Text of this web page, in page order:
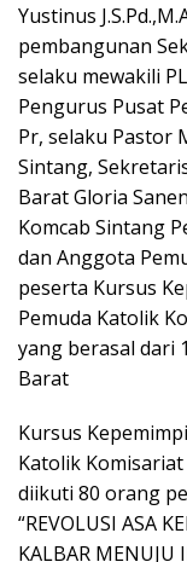
Yustinus
pembangunan
selaku mewakili
Pengurus Pusat
Pr, selaku Pastor
Sintang,
Barat Gloria
Komcab Sintang
dan Anggota
peserta Kursus
Pemuda Katolik
yang berasal dari
Barat
Kursus
Katolik
diikuti 80 orang
“REVOLUSI ASA
KALBAR